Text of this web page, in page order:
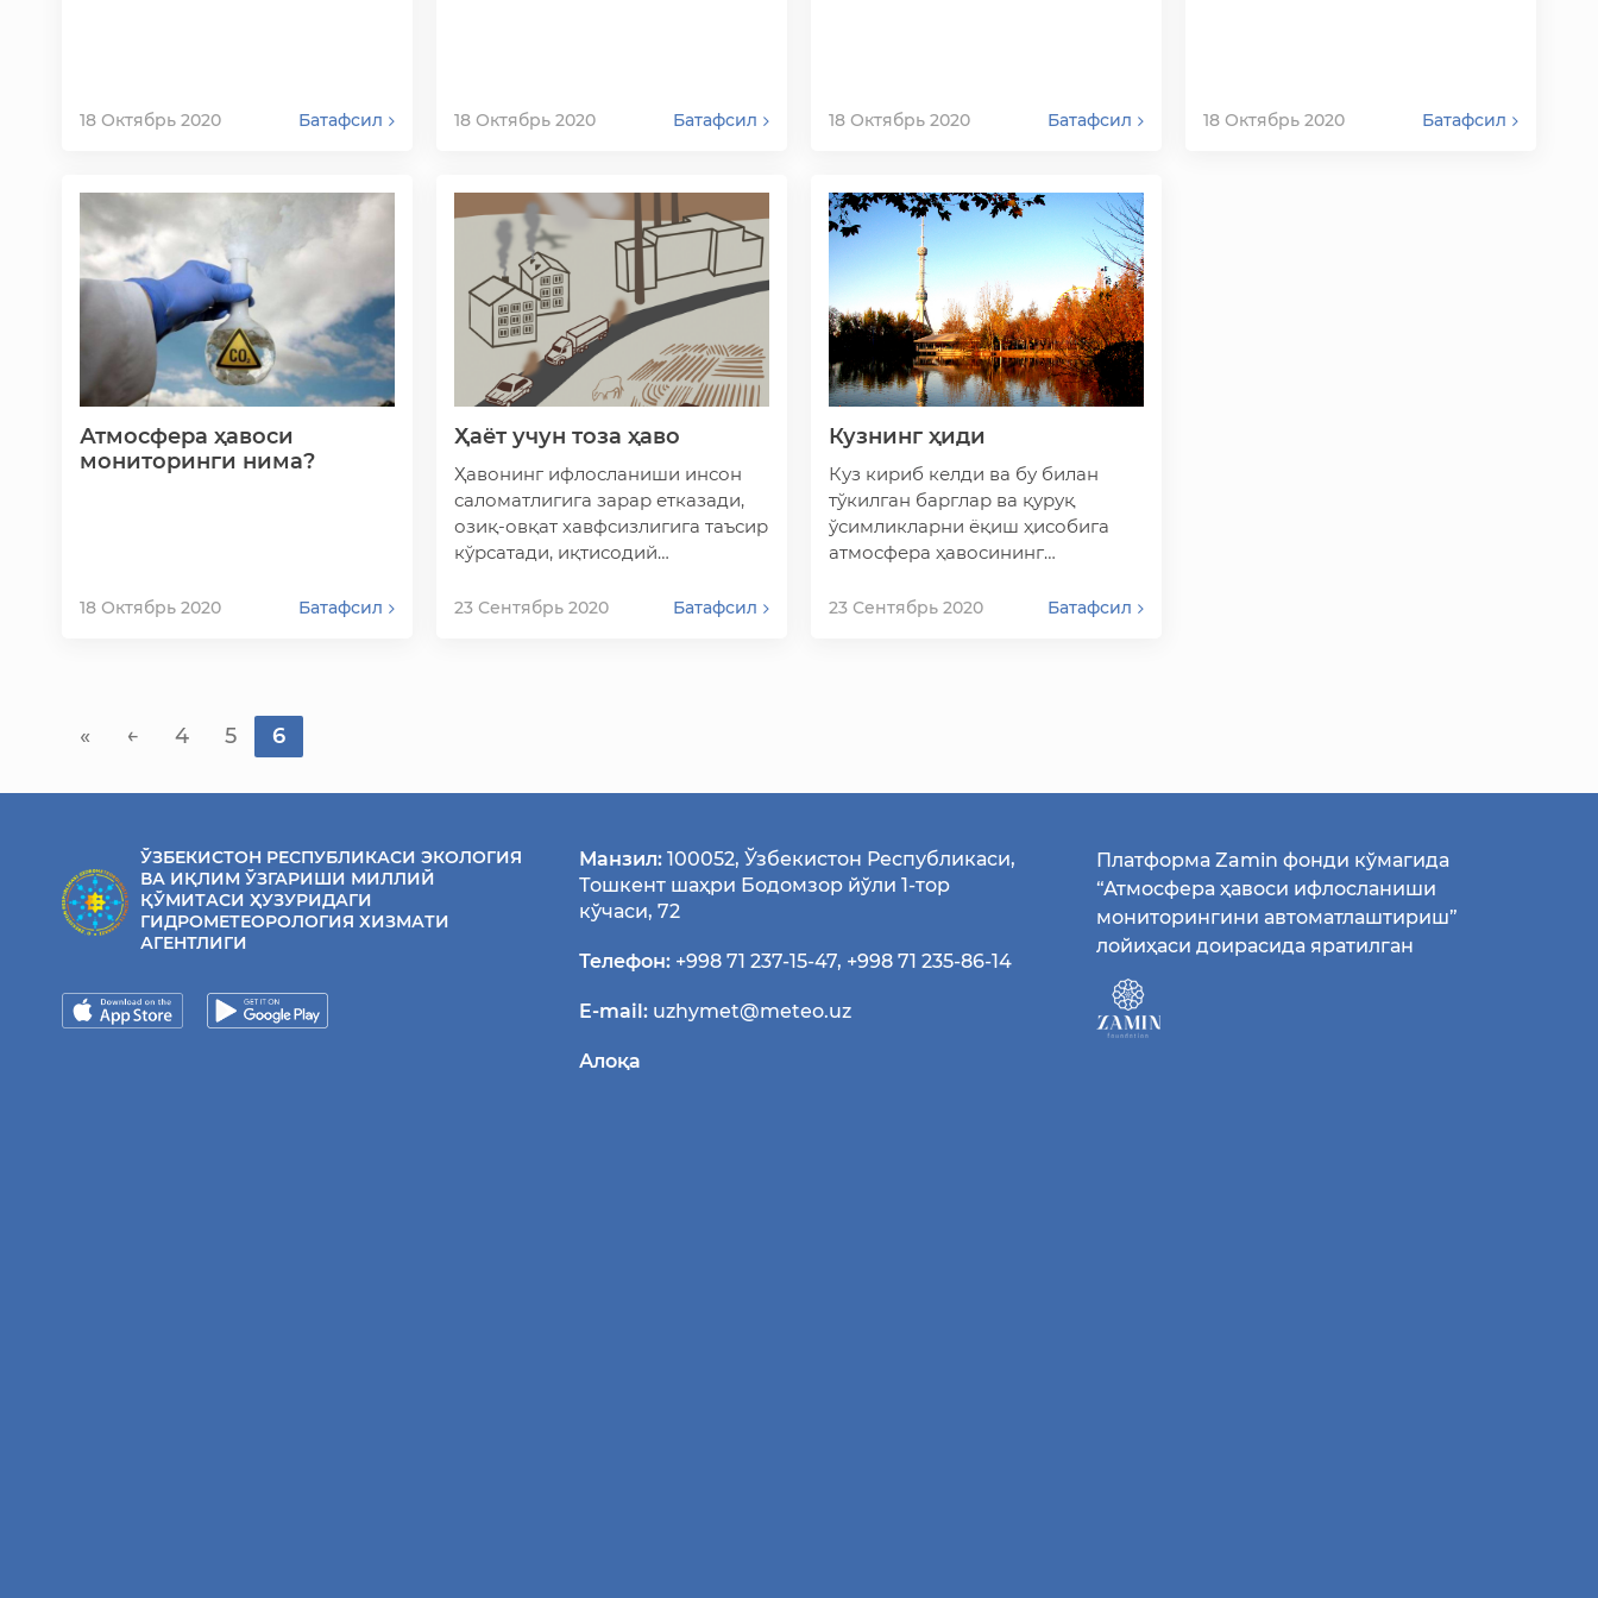
18 Октябрь 2020 Батафсил 18 Октябрь 2020 Батафсил 18 Октябрь 2020 Батафсил 18 Октябрь 2020 Батафсил
Атмосфера ҳавоси
мониторинги нима?
18 Октябрь 2020 Батафсил
Ҳаёт учун тоза ҳаво
Ҳавонинг ифлосланиши инсон
саломатлигига зарар етказади,
озиқ-овқат хавфсизлигига таъсир
кўрсатади, иқтисодий
қилади, иқлим ўзгаришига ҳисса
23 Сентябрь 2020 Батафсил
Кузнинг ҳиди
Куз кириб келди ва бу билан
тўкилган барглар ва қуруқ
ўсимликларни ёқиш ҳисобига
атмосфера ҳавосининг
Ўсимлик қолдиқлари ва
23 Сентябрь 2020 Батафсил
« ← 4 5 6
ЎЗБЕКИСТОН РЕСПУБЛИКАСИ ЭКОЛОГИЯ
ВА ИҚЛИМ ЎЗГАРИШИ МИЛЛИЙ
ҚЎМИТАСИ ҲУЗУРИДАГИ
ГИДРОМЕТЕОРОЛОГИЯ ХИЗМАТИ
АГЕНТЛИГИ
Манзил: 100052, Ўзбекистон Республикаси,
Тошкент шаҳри Бодомзор йўли 1-тор
кўчаси, 72
Телефон: +998 71 237-15-47, +998 71 235-86-14
E-mail: uzhymet@meteo.uz
Алоқа
Платформа Zamin фонди кўмагида
“Атмосфера ҳавоси ифлосланиши
мониторингини автоматлаштириш”
лойиҳаси доирасида яратилган